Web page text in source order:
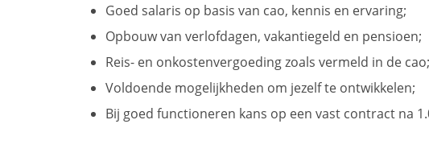
Goed salaris op basis van cao, kennis en ervaring;
Opbouw van verlofdagen, vakantiegeld en pensioen;
Reis- en onkostenvergoeding zoals vermeld in de cao;
Voldoende mogelijkheden om jezelf te ontwikkelen;
Bij goed functioneren kans op een vast contract na